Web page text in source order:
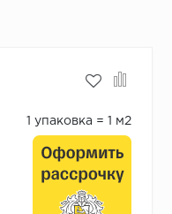
1 упаковка = 1 м2